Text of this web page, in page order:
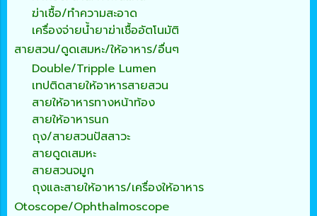
ฆ่าเชื้อ/ทำความสะอาด
เครื่องจ่ายน้ำยาฆ่าเชื้ออัตโนมัติ
สายสวน/ดูดเสมหะ/ให้อาหาร/อื่นๆ
Double/Tripple Lumen
เทปติดสายให้อาหารสายสวน
สายให้อาหารทางหน้าท้อง
สายให้อาหารนก
ถุง/สายสวนปัสสาวะ
สายดูดเสมหะ
สายสวนจมูก
ถุงและสายให้อาหาร/เครื่องให้อาหาร
Otoscope/Ophthalmoscope